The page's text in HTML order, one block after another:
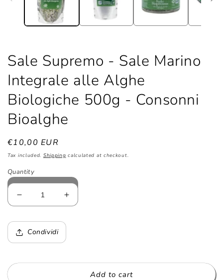
Sale Supremo - Sale Marino
Integrale alle Alghe
Biologiche 500g - Consonni
Bioalghe
Regular
price
€10,00 EUR
Tax included. Shipping calculated at checkout.
Quantity
Decrease
quantity
for
Sale
Supremo
Sale
Increase
quantity
Supremo
Sale
Marino
Condividi
Add to cart